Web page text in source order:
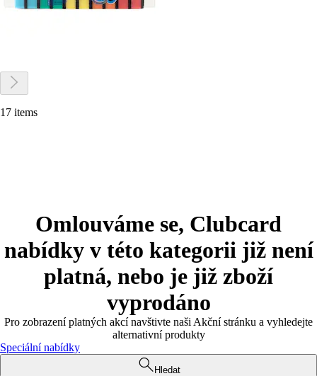
17 items
Omlouváme se, Clubcard
nabídky v této kategorii již není
platná, nebo je již zboží
vyprodáno
Pro zobrazení platných akcí navštivte naši Akční stránku a vyhledejte
alternativní produkty
Speciální nabídky
Hledat